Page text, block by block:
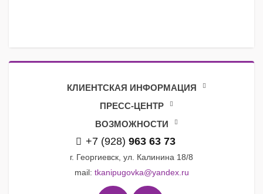
КЛИЕНТСКАЯ ИНФОРМАЦИЯ
ПРЕСС-ЦЕНТР
ВОЗМОЖНОСТИ
+7 (928) 963 63 73
г. Георгиевск, ул. Калинина 18/8
mail: tkanipugovka@yandex.ru